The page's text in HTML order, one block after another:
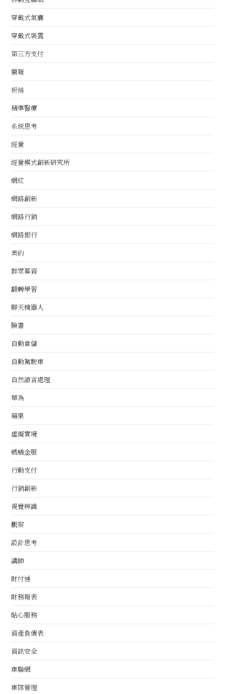
穿戴式氣囊
穿戴式裝置
第三方支付
簡報
粉絲
精準醫療
系統思考
經營
經營模式創新研究所
網紅
網路創新
網路行銷
網路銀行
美的
群眾募資
翻轉學習
聊天機器人
臉書
自動倉儲
自動駕駛車
自然語言處理
華為
蘋果
虛擬實境
螞蟻金服
行動支付
行銷創新
視覺辨識
觀察
設計思考
講師
財付通
財務報表
貼心服務
資產負債表
資訊安全
車聯網
車隊管理